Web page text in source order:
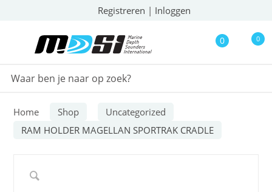
Registreren | Inloggen
0 0
Home Shop
Uncategorized
RAM HOLDER MAGELLAN SPORTRAK CRADLE